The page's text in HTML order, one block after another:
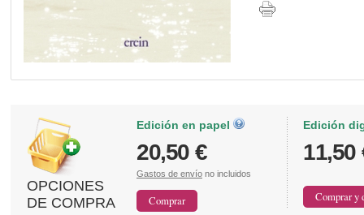
OPCIONES
DE COMPRA
Edición en papel
20,50 €
Gastos de envío no incluidos
Edición
11,50